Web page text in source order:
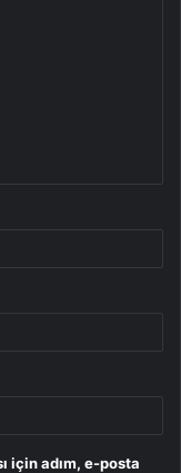
için adım, e-posta